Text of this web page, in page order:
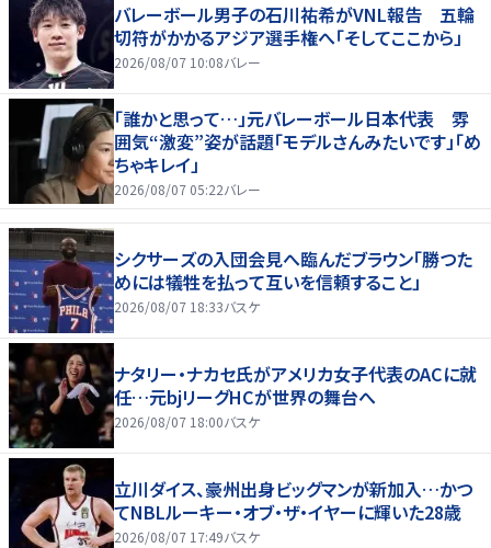
バレーボール男子の石川祐希がVNL報告 五輪
切符がかかるアジア選手権へ「そしてここから」
2026/08/07 10:08バレー
「誰かと思って…」元バレーボール日本代表 雰
囲気“激変”姿が話題「モデルさんみたいです」「め
ちゃキレイ」
2026/08/07 05:22バレー
シクサーズの入団会見へ臨んだブラウン「勝つた
めには犠牲を払って互いを信頼すること」
2026/08/07 18:33バスケ
ナタリー・ナカセ氏がアメリカ女子代表のACに就
任…元bjリーグHCが世界の舞台へ
2026/08/07 18:00バスケ
立川ダイス、豪州出身ビッグマンが新加入…かつ
てNBLルーキー・オブ・ザ・イヤーに輝いた28歳
2026/08/07 17:49バスケ